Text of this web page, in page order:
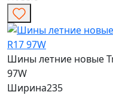
Шины летние новые
97W
Ширина235